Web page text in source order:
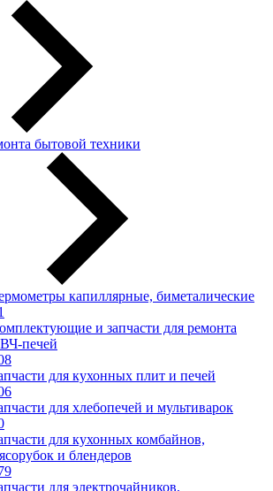
бытовой техники
капиллярные, биметалические
и запчасти для ремонта
печей
для кухонных плит и печей
для хлебопечей и мультиварок
для кухонных комбайнов,
и блендеров
для электрочайников,